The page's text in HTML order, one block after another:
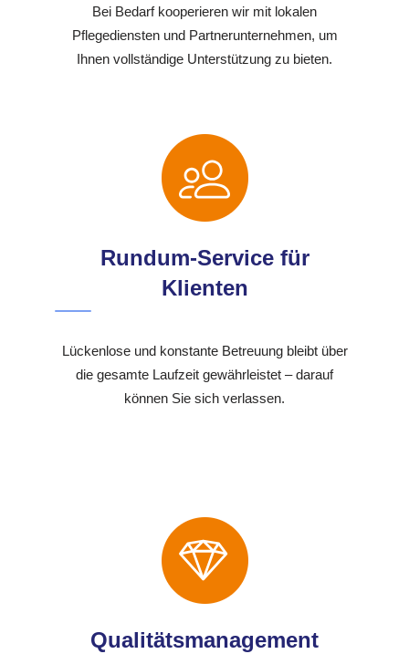
Bei Bedarf kooperieren wir mit lokalen
Pflegediensten und Partnerunternehmen, um
Ihnen vollständige Unterstützung zu bieten.
Rundum-Service für
Klienten
Lückenlose und konstante Betreuung bleibt über
die gesamte Laufzeit gewährleistet – darauf
können Sie sich verlassen.
Qualitätsmanagement